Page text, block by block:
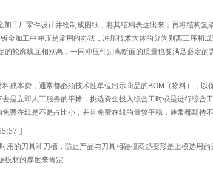
原因呈现腐蚀的现象。那么还有什么原因致使机箱机柜呈现腐蚀
工厂零件设计并绘制成图纸，将其结构表达出来；再将结构复
金加工中冲压是常用的办法，冲压技术大体的分为别离工序和
轮廓线互相别离，一同冲压件别离断面的质量也要满足必定的
坯料在不损坏的条件下发生塑性变形，并转化成所需要的制品形
成本费，通常都必须技术性单位出示商品的BOM（物料），以
是立即人工服务的平摊：挑选资金投入综合工时或是进行综合
费在线是不是占比小，并且免费在线的量较平稳，通常都期待
入综合工时、竣工水平、加料的比例做为根据来平摊。
]
用的刀具和刀槽，防止产品与刀具相碰撞惹起变形是上模选用的
板材的厚度来肯定